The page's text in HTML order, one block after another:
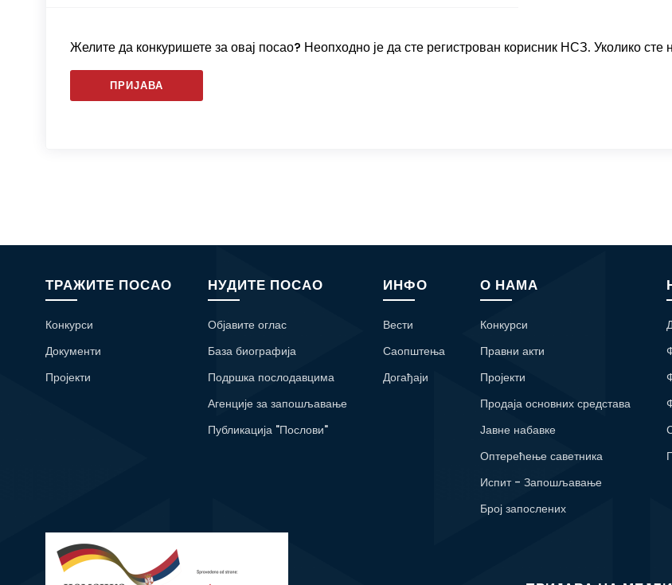
Желите да конкуришете за овај посао? Неопходно је да сте регистрован корисник НСЗ. Уколико сте
ПРИЈАВА
ТРАЖИТЕ ПОСАО
Конкурси
Документи
Пројекти
НУДИТЕ ПОСАО
Објавите оглас
База биографија
Подршка послодавцима
Агенције за запошљавање
Публикација "Послови"
ИНФО
Вести
Саопштења
Догађаји
О НАМА
Конкурси
Правни акти
Пројекти
Продаја основних средстава
Јавне набавке
Оптерећење саветника
Испит - Запошљавање
Број запослених